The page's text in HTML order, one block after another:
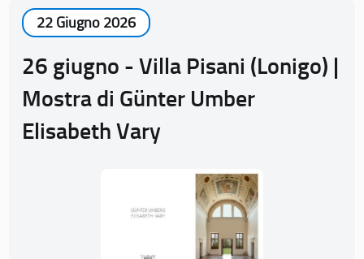
22 Giugno 2026
26 giugno - Villa Pisani (Lonigo) |
Mostra di Günter Umber
Elisabeth Vary